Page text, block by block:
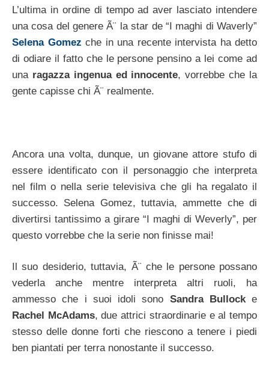
L’ultima in ordine di tempo ad aver lasciato intendere
una cosa del genere Ã¨ la star de “I maghi di Waverly”
Selena Gomez che in una recente intervista ha detto
di odiare il fatto che le persone pensino a lei come ad
una ragazza ingenua ed innocente, vorrebbe che la
gente capisse chi Ã¨ realmente.
Ancora una volta, dunque, un giovane attore stufo di
essere identificato con il personaggio che interpreta
nel film o nella serie televisiva che gli ha regalato il
successo. Selena Gomez, tuttavia, ammette che di
divertirsi tantissimo a girare “I maghi di Weverly”, per
questo vorrebbe che la serie non finisse mai!
Il suo desiderio, tuttavia, Ã¨ che le persone possano
vederla anche mentre interpreta altri ruoli, ha
ammesso che i suoi idoli sono Sandra Bullocke
Rachel McAdams, due attrici straordinarie e al tempo
stesso delle donne forti che riescono a tenere i piedi
ben piantati per terra nonostante il successo.